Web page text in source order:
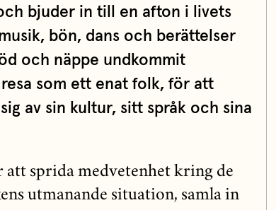
bjuder in till en afton i livets
bön, dans och berättelser
och näppe undkommit
som ett enat folk, för att
av sin kultur, sitt språk och sina
sprida medvetenhet kring de
utmanande situation, samla in